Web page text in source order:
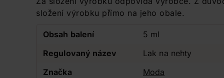
složení výrobku přímo na jeho obale.
Obsah balení
5 ml
Regulovaný název
Lak na nehty
Značka
Moda